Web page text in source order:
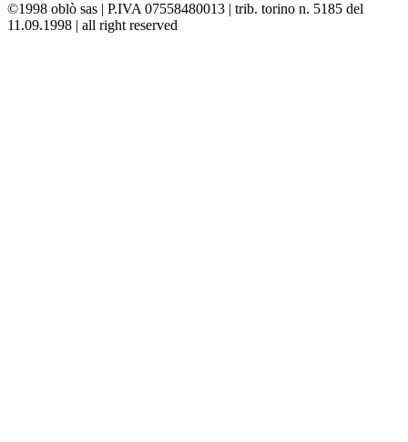
©1998 oblò sas | P.IVA 07558480013 | trib. torino n. 5185 del
11.09.1998 | all right reserved